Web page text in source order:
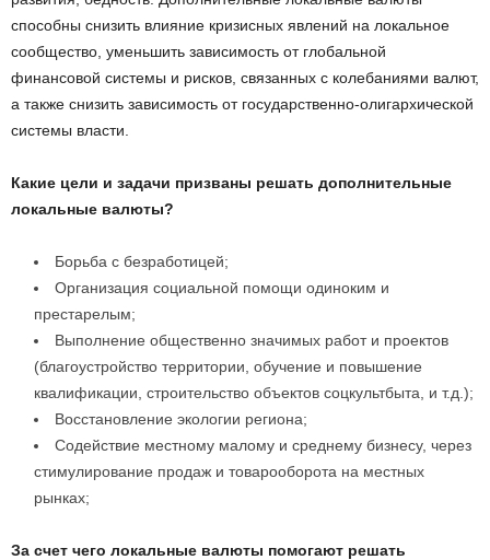
способны снизить влияние кризисных явлений на локальное
сообщество, уменьшить зависимость от глобальной
финансовой системы и рисков, связанных с колебаниями валют,
а также снизить зависимость от государственно-олигархической
системы власти.
Какие цели и задачи призваны решать дополнительные
локальные валюты?
Борьба с безработицей;
Организация социальной помощи одиноким и
престарелым;
Выполнение общественно значимых работ и проектов
(благоустройство территории, обучение и повышение
квалификации, строительство объектов соцкультбыта, и т.д.);
Восстановление экологии региона;
Содействие местному малому и среднему бизнесу, через
стимулирование продаж и товарооборота на местных
рынках;
За счет чего локальные валюты помогают решать